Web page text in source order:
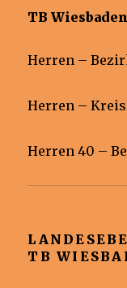
TB
Herren –
Herren –
Herren 40 –
TB